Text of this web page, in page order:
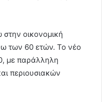
οικονομική
των 60 ετών. Το νέο
με παράλληλη
περιουσιακών